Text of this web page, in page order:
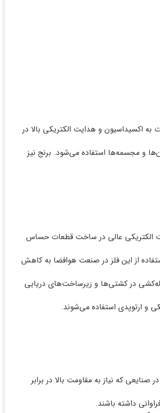
اکسیداسیون و هدایت الکتریکی بالا در
و مجسمه‌ها استفاده می‌شود. برنج نیز
الکتریکی عالی در ساخت قطعات حساس
از این فلز در صنعت هوافضا به کاهش
در کشتی‌ها و زیرساخت‌های دریایی
و ارتوپدی استفاده می‌شوند.
صنایعی که نیاز به مقاومت بالا در برابر
داشته باشند.